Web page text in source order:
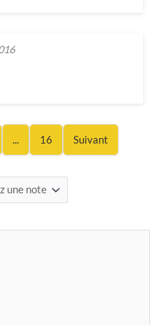
... 16 Suivant